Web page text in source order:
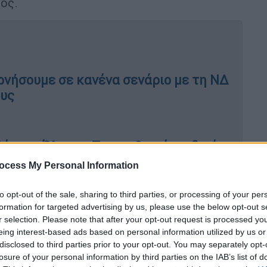
My Personal Information
opt-out of the sale, sharing to third parties, or processing of your
for targeted advertising by us, please use the below opt-out
selection. Please note that after your opt-out request is processed
interest-based ads based on personal information utilized by us
to third parties prior to your opt-out. You may separately
of your personal information by third parties on the IAB’s list of
σε κανένα σενάριο με τη ΝΔ
Όλγας: «Τον υιοθετεί ως δικό
, οι οποίοικρατούσαν σημαίες και
ανάπλασης, ενώυπήρξε και
ότιδόθηκε ο λόγος στον Πάνο